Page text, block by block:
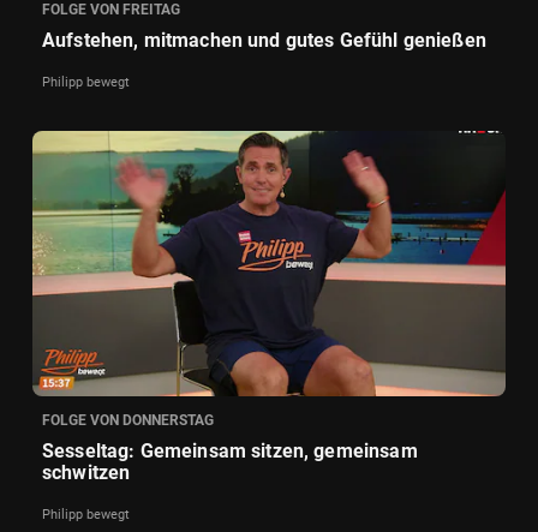
FOLGE VON FREITAG
Aufstehen, mitmachen und gutes Gefühl genießen
Philipp bewegt
FOLGE VON DONNERSTAG
Sesseltag: Gemeinsam sitzen, gemeinsam
schwitzen
Philipp bewegt